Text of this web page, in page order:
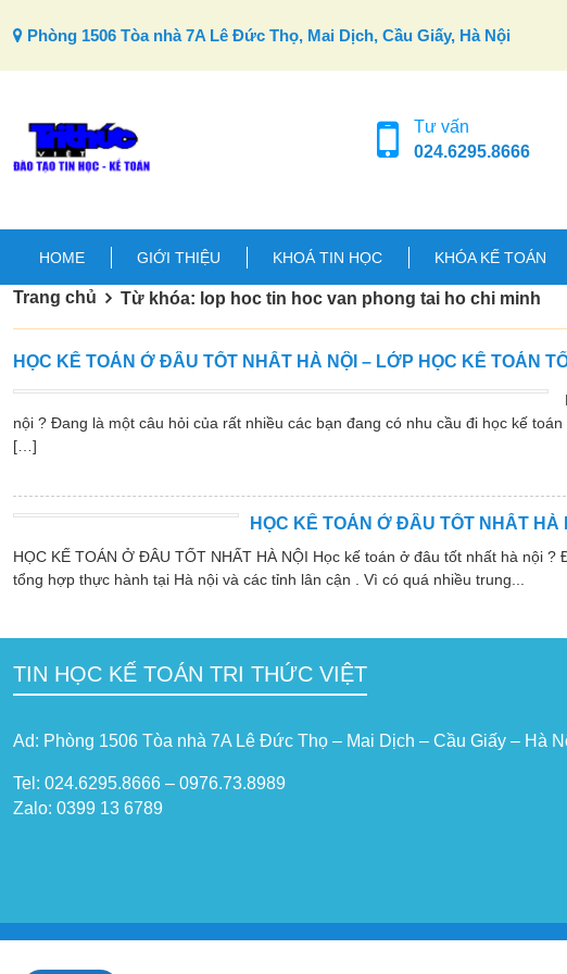
Phòng 1506 Tòa nhà 7A Lê Đức Thọ, Mai Dịch, Cầu Giấy, Hà Nội
Tư vấn
024.6295.8666
HOME GIỚI THIỆU KHOÁ TIN HỌC KHÓA KẾ TOÁN
Trang chủ Từ khóa: lop hoc tin hoc van phong tai ho chi minh
HỌC KẾ TOÁN Ở ĐÂU TỐT NHẤT HÀ NỘI – LỚP HỌC KẾ TOÁN
nội ? Đang là một câu hỏi của rất nhiều các bạn đang có nhu cầu đi học kế
[…]
HỌC KẾ TOÁN Ở ĐÂU TỐT NHẤT
HỌC KẾ TOÁN Ở ĐÂU TỐT NHẤT HÀ NỘI Học kế toán ở đâu tốt nhất hà nội
tổng hợp thực hành tại Hà nội và các tỉnh lân cận . Vì có quá nhiều trung...
TIN HỌC KẾ TOÁN TRI THỨC VIỆT
Ad: Phòng 1506 Tòa nhà 7A Lê Đức Thọ – Mai Dịch – Cầu Giấy – Hà
Tel: 024.6295.8666 – 0976.73.8989
Zalo: 0399 13 6789